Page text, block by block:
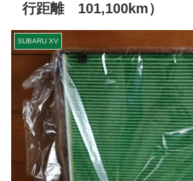
行距離 101,100km）
SUBARU XV